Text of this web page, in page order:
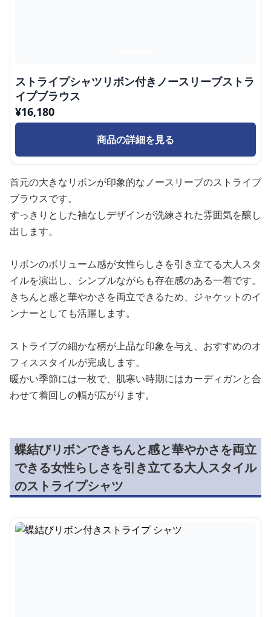
ストライプシャツリボン付きノースリーブストラ
イプブラウス
¥16,180
商品の詳細を見る
首元の大きなリボンが印象的なノースリーブのストライプ
ブラウスです。
すっきりとした袖なしデザインが洗練された雰囲気を醸し
出します。
リボンのボリューム感が女性らしさを引き立てる大人スタ
イルを演出し、シンプルながらも存在感のある一着です。
きちんと感と華やかさを両立できるため、ジャケットのイ
ンナーとしても活躍します。
ストライプの細かな柄が上品な印象を与え、おすすめのオ
フィススタイルが完成します。
暖かい季節には一枚で、肌寒い時期にはカーディガンと合
わせて着回しの幅が広がります。
蝶結びリボンできちんと感と華やかさを両立
できる女性らしさを引き立てる大人スタイル
のストライプシャツ